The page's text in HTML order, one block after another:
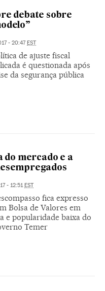
debate sobre
- 20:47EST
de ajuste fiscal
é questionada após
da segurança pública
do mercado e a
- 12:51EST
fica expresso
Bolsa de Valores em
e popularidade baixa do
Temer